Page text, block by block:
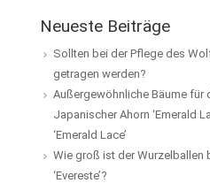
Neueste Beiträge
Sollten bei der Pflege des
getragen werden?
Außergewöhnliche Bäume für
Japanischer Ahorn ‘Emerald
‘Emerald Lace’
Wie groß ist der Wurzelballen
‘Evereste’?